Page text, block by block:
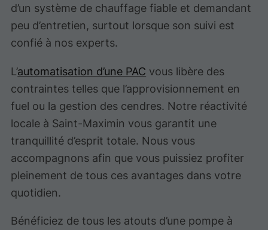
d’un système de chauffage fiable et demandant
peu d’entretien, surtout lorsque son suivi est
confié à nos experts.
L’automatisation d’une PAC vous libère des
contraintes telles que l’approvisionnement en
fuel ou la gestion des cendres. Notre réactivité
locale à Saint-Maximin vous garantit une
tranquillité d’esprit totale. Nous vous
accompagnons afin que vous puissiez profiter
pleinement de tous ces avantages dans votre
quotidien.
Bénéficiez de tous les atouts d’une pompe à